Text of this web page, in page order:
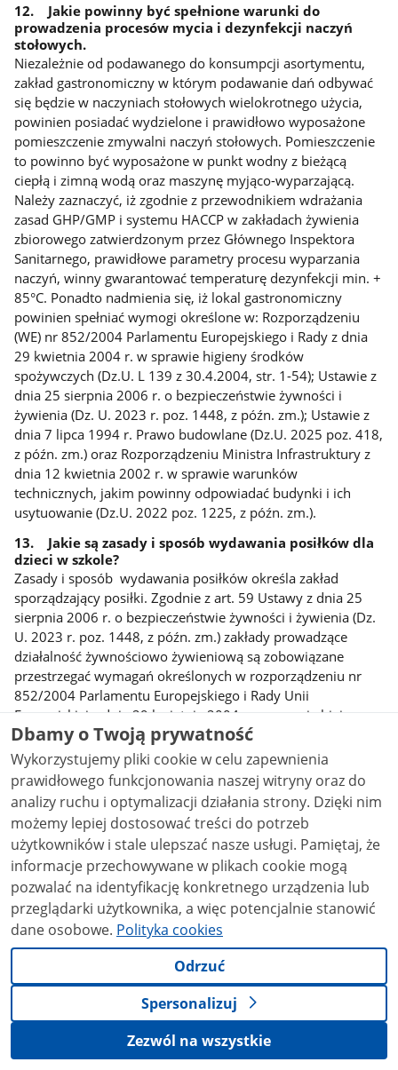
12. Jakie powinny być spełnione warunki do
prowadzenia procesów mycia i dezynfekcji naczyń
stołowych.
Niezależnie od podawanego do konsumpcji asortymentu,
zakład gastronomiczny w którym podawanie dań odbywać
się będzie w naczyniach stołowych wielokrotnego użycia,
powinien posiadać wydzielone i prawidłowo wyposażone
pomieszczenie zmywalni naczyń stołowych. Pomieszczenie
to powinno być wyposażone w punkt wodny z bieżącą
ciepłą i zimną wodą oraz maszynę myjąco-wyparzającą.
Należy zaznaczyć, iż zgodnie z przewodnikiem wdrażania
zasad GHP/GMP i systemu HACCP w zakładach żywienia
zbiorowego zatwierdzonym przez Głównego Inspektora
Sanitarnego, prawidłowe parametry procesu wyparzania
naczyń, winny gwarantować temperaturę dezynfekcji min. +
85°C. Ponadto nadmienia się, iż lokal gastronomiczny
powinien spełniać wymogi określone w: Rozporządzeniu
(WE) nr 852/2004 Parlamentu Europejskiego i Rady z dnia
29 kwietnia 2004 r. w sprawie higieny środków
spożywczych (Dz.U. L 139 z 30.4.2004, str. 1-54); Ustawie z
dnia 25 sierpnia 2006 r. o bezpieczeństwie żywności i
żywienia (Dz. U. 2023 r. poz. 1448, z późn. zm.); Ustawie z
dnia 7 lipca 1994 r. Prawo budowlane (Dz.U. 2025 poz. 418,
z późn. zm.) oraz Rozporządzeniu Ministra Infrastruktury z
dnia 12 kwietnia 2002 r. w sprawie warunków
technicznych, jakim powinny odpowiadać budynki i ich
usytuowanie (Dz.U. 2022 poz. 1225, z późn. zm.).
13. Jakie są zasady i sposób wydawania posiłków dla
dzieci w szkole?
Zasady i sposób wydawania posiłków określa zakład
sporządzający posiłki. Zgodnie z art. 59 Ustawy z dnia 25
sierpnia 2006 r. o bezpieczeństwie żywności i żywienia (Dz.
U. 2023 r. poz. 1448, z późn. zm.) zakłady prowadzące
działalność żywnościowo żywieniową są zobowiązane
przestrzegać wymagań określonych w rozporządzeniu nr
852/2004 Parlamentu Europejskiego i Rady Unii
Europejskiej z dnia 29 kwietnia 2004 r. w sprawie higieny
środków spożywczych (Dz.U. L 139 z 30.4.2004, str. 1-54).
Według art. 5 ww. Rozporządzenia przedsiębiorstwa sektora
spożywczego opracowują, wykonują i utrzymują procedury
na podstawie zasad HACCP. System HACCP jest
postępowaniem mającym na celu zapewnienie
bezpieczeństwa zdrowotnego żywności poprzez
oszacowanie skali zagrożeń i określenie krytycznych
punktów kontrolnych na wszystkich etapach produkcji i
dystrybucji żywności. Jednym z wyznaczonych krytycznych
punktów kontrolnych w opracowanym systemie HACCP w
przedmiotowej stołówce jest przetrzymywanie gotowych
dań w podgrzewaczu.
Przewodnik do wdrażania zasad GMP/GHP i systemu
HACCP w Zakładach żywienia zbiorowego opracowany
przez H. Turlejska, U. Pilzner, E Konecka-Matyjek, K.
Wiśniewska mówi, że: „ze względu na bezpieczeństwo
potrawy utrzymywane w podgrzewaczach muszą zostać
Dbamy o Twoją prywatność
Wykorzystujemy pliki cookie w celu zapewnienia
prawidłowego funkcjonowania naszej witryny oraz do
analizy ruchu i optymalizacji działania strony. Dzięki nim
możemy lepiej dostosować treści do potrzeb
użytkowników i stale ulepszać nasze usługi. Pamiętaj, że
informacje przechowywane w plikach cookie mogą
pozwalać na identyfikację konkretnego urządzenia lub
przeglądarki użytkownika, a więc potencjalnie stanowić
dane osobowe. Polityka cookies
Odrzuć
Spersonalizuj
Zezwól na wszystkie